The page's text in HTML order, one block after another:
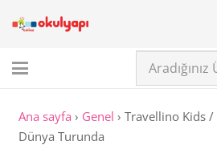
Ana sayfa › Genel › Travellino Kids /
Dünya Turunda